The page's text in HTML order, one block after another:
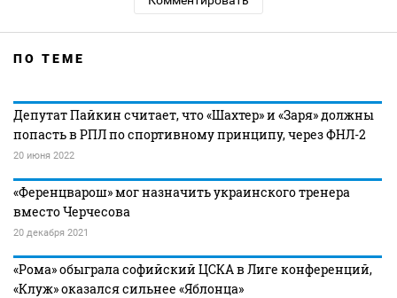
ПО ТЕМЕ
Депутат Пайкин считает, что «Шахтер» и «Заря» должны
попасть в РПЛ по спортивному принципу, через ФНЛ-2
20 июня 2022
«Ференцварош» мог назначить украинского тренера
вместо Черчесова
20 декабря 2021
«Рома» обыграла софийский ЦСКА в Лиге конференций,
«Клуж» оказался сильнее «Яблонца»